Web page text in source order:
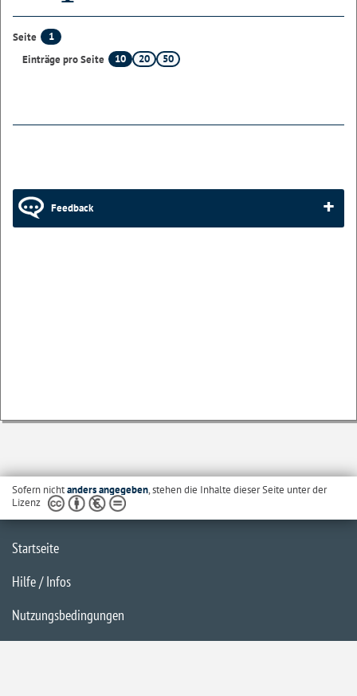
Seite
1
Einträge pro Seite
10 20 50
Feedback
Sofern nichtanders angegeben, stehen die Inhalte dieser Seite unter der
Lizenz
Startseite
Hilfe / Infos
Nutzungsbedingungen